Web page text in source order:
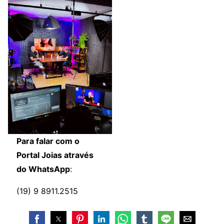
Para falar com o
Portal Joias através
do WhatsApp:
(19) 9 8911.2515